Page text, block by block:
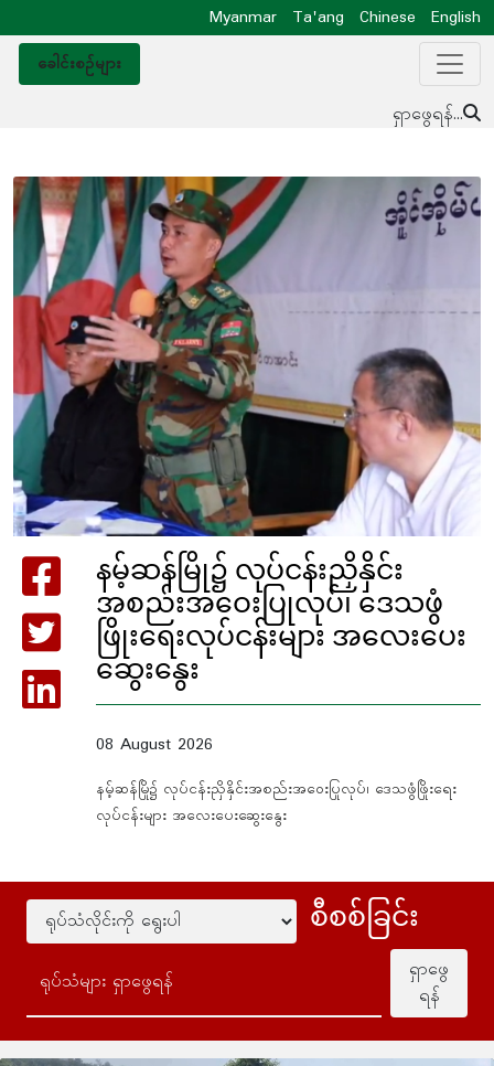
Myanmar Ta'ang Chinese
English
ခေါင်းစဥ်များ
ရှာဖွေရန်...
နမ့်ဆန်မြို၌ လုပ်ငန်းညှိနှိင်း
အစည်းအဝေးပြုလုပ်၊ ဒေသဖွံ
ဖြိုးရေးလုပ်ငန်းများ အလေးပေး
ဆွေးနွေး
08 August 2026
နမ့်ဆန်မြို၌ လုပ်ငန်းညှိနှိင်းအစည်းအဝေးပြုလုပ်၊ ဒေသဖွံဖြိုးရေး
လုပ်ငန်းများ အလေးပေးဆွေးနွေး
စီစစ်ခြင်း
ရှာဖွေ
ရန်